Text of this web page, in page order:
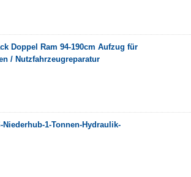
Doppel Ram 94-190cm Aufzug für
/ Nutzfahrzeugreparatur
Niederhub-1-Tonnen-Hydraulik-